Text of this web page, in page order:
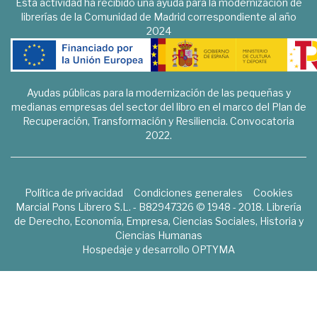
Esta actividad ha recibido una ayuda para la modernización de
librerías de la Comunidad de Madrid correspondiente al año
2024
Ayudas públicas para la modernización de las pequeñas y
medianas empresas del sector del libro en el marco del Plan de
Recuperación, Transformación y Resiliencia. Convocatoria
2022.
Política de privacidad Condiciones generales
Cookies
Marcial Pons Librero S.L. - B82947326 © 1948 - 2018. Librería
de Derecho, Economía, Empresa, Ciencias Sociales, Historia y
Ciencias Humanas
Hospedaje y desarrollo OPTYMA